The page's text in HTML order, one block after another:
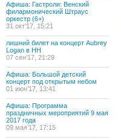
Афиша: Гастроли: Венский
филармонический Штраус
оркестр (6+)
31 окт’17, 15:21
лишний билет на концерт Aubrey
Logan в НН
07 сен’17, 21:29
Афиша: Большой детский
концерт под открытым небом
01 июн’17, 13:41
Афиша: Программа
праздничных мероприятий 9 мая
2017 года
09 мая’17, 17:15